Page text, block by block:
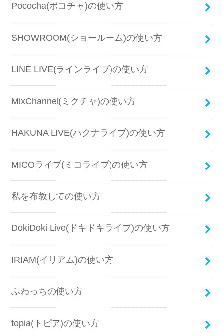
Pococha(ポコチャ)の使い方
SHOWROOM(ショールーム)の使い方
LINE LIVE(ラインライブ)の使い方
MixChannel(ミクチャ)の使い方
HAKUNA LIVE(ハクナライブ)の使い方
MICOライブ(ミコライブ)の使い方
私を布教しての使い方
DokiDoki Live(ドキドキライブ)の使い方
IRIAM(イリアム)の使い方
ふわっちの使い方
topia(トピア)の使い方